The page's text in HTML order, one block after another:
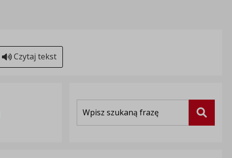
Czytaj tekst
Szukaj